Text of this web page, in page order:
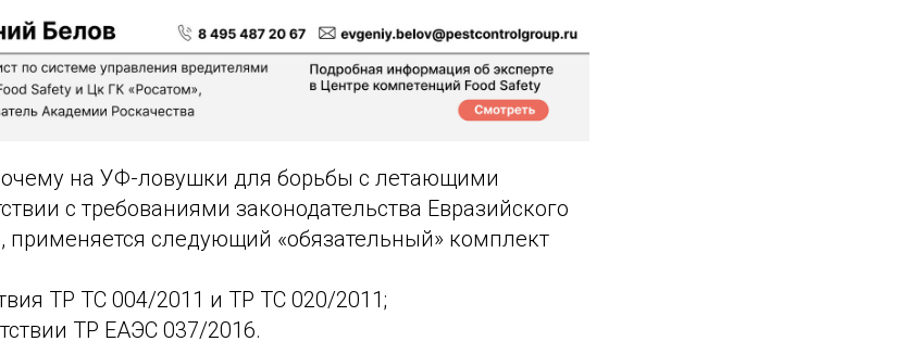
на УФ-ловушки для борьбы с летающими
с требованиями законодательства Евразийского
применяется следующий «обязательный» комплект
ТР ТС 004/2011 и ТР ТС 020/2011;
ТР ЕАЭС 037/2016.